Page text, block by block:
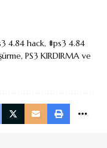
4.84 hack, #ps3 4.84
, PS3 KIRDIRMA ve